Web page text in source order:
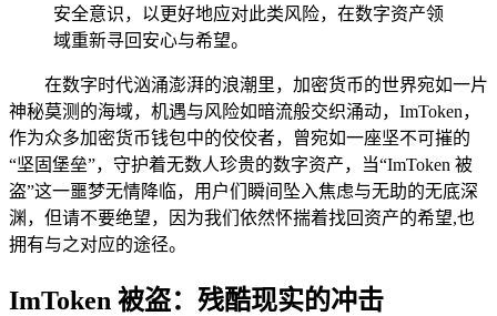
安全意识，以更好地应对此类风险，在数字资产领
域重新寻回安心与希望。
在数字时代汹涌澎湃的浪潮里，加密货币的世界宛如一片
神秘莫测的海域，机遇与风险如暗流般交织涌动，ImToken，
作为众多加密货币钱包中的佼佼者，曾宛如一座坚不可摧的
“坚固堡垒”，守护着无数人珍贵的数字资产，当“ImToken 被
盗”这一噩梦无情降临，用户们瞬间坠入焦虑与无助的无底深
渊，但请不要绝望，因为我们依然怀揣着找回资产的希望,也
拥有与之对应的途径。
ImToken 被盗：残酷现实的冲击